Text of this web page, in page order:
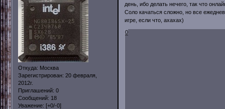
Откуда: Москва
Зарегистрирован: 20 февраля,
2012г.
Приглашений: 0
Сообщений: 18
Уважение: [+0/-0]
день, ибо делать нечего, так что
Соло качаться сложно, но все
игре, если что, ахахах)
0